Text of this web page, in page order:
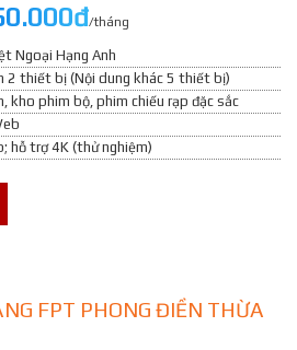
/tháng
Ngoại Hạng Anh
2 thiết bị (Nội dung khác 5 thiết bị)
kho phim bộ, phim chiếu rạp đặc sắc
hỗ trợ 4K (thử nghiệm)
FPT PHONG ĐIỀN THỪA